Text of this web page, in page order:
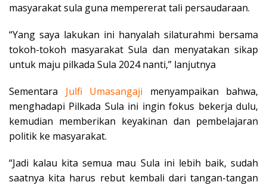
masyarakat sula guna mempererat tali persaudaraan.
“Yang saya lakukan ini hanyalah silaturahmi bersama
tokoh-tokoh masyarakat Sula dan menyatakan sikap
untuk maju pilkada Sula 2024 nanti,” lanjutnya
Sementara Julfi Umasangaji menyampaikan bahwa,
menghadapi Pilkada Sula ini ingin fokus bekerja dulu,
kemudian memberikan keyakinan dan pembelajaran
politik ke masyarakat.
“Jadi kalau kita semua mau Sula ini lebih baik, sudah
saatnya kita harus rebut kembali dari tangan-tangan